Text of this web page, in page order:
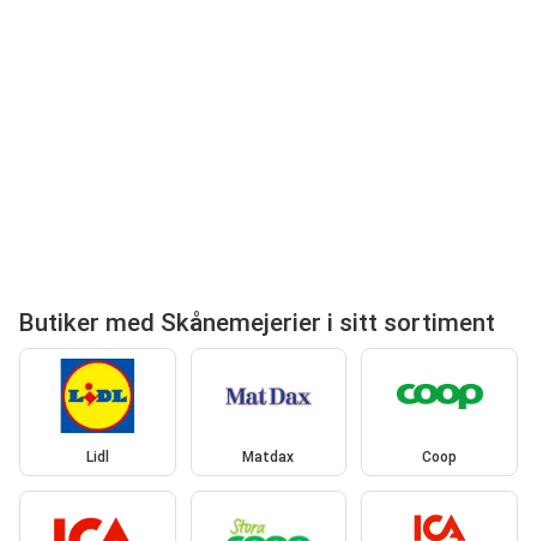
Butiker med Skånemejerier i sitt sortiment
Lidl Matdax Coop